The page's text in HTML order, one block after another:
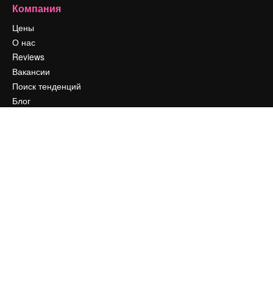
Компания
Цены
О нас
Reviews
Вакансии
Поиск тенденций
Блог